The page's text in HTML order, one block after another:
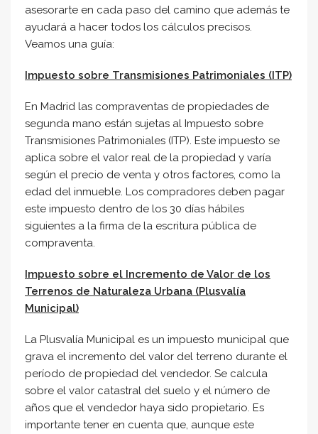
asesorarte en cada paso del camino que además te
ayudará a hacer todos los cálculos precisos.
Veamos una guía:
Impuesto sobre Transmisiones Patrimoniales (ITP)
En Madrid las compraventas de propiedades de
segunda mano están sujetas al Impuesto sobre
Transmisiones Patrimoniales (ITP). Este impuesto se
aplica sobre el valor real de la propiedad y varía
según el precio de venta y otros factores, como la
edad del inmueble. Los compradores deben pagar
este impuesto dentro de los 30 días hábiles
siguientes a la firma de la escritura pública de
compraventa.
Impuesto sobre el Incremento de Valor de los
Terrenos de Naturaleza Urbana (Plusvalía
Municipal)
La Plusvalía Municipal es un impuesto municipal que
grava el incremento del valor del terreno durante el
período de propiedad del vendedor. Se calcula
sobre el valor catastral del suelo y el número de
años que el vendedor haya sido propietario. Es
importante tener en cuenta que, aunque este